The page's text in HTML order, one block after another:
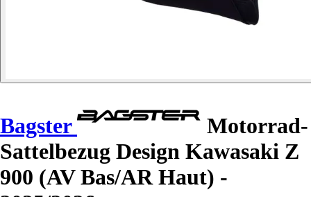
Bagster
Motorrad-
Sattelbezug Design Kawasaki Z
900 (AV Bas/AR Haut) -